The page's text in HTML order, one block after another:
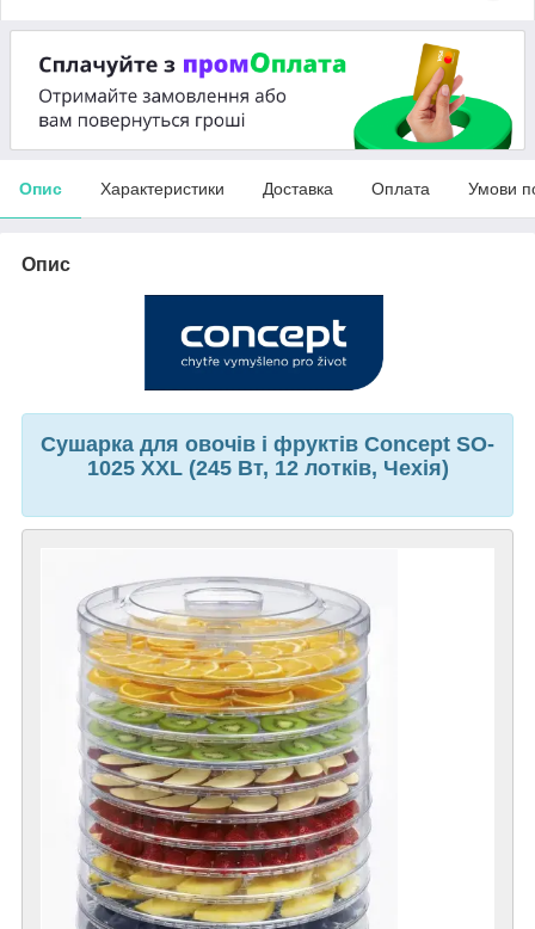
Опис Характеристики Доставка Оплата Умови
Опис
Сушарка для овочів і фруктів Concept SO-
1025 XXL (245 Вт, 12 лотків, Чехія)